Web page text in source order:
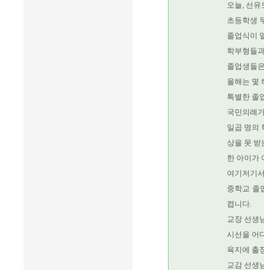
오늘, 선유
초등학생
졸업식이
학부형들
졸업생들
올해는 몇
특별한 졸
국민의례
일곱 명의
상을 못 받
한 아이가
여기저기
중학교 졸
켭니다.
교장 선생
시선을 어
육지에 출
교감 선생